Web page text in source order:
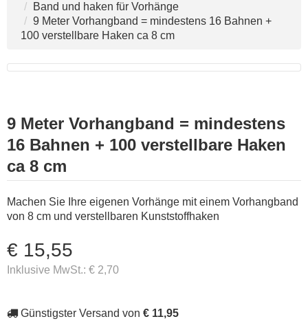
Band und haken für Vorhänge
9 Meter Vorhangband = mindestens 16 Bahnen +
100 verstellbare Haken ca 8 cm
9 Meter Vorhangband = mindestens
16 Bahnen + 100 verstellbare Haken
ca 8 cm
Machen Sie Ihre eigenen Vorhänge mit einem Vorhangband
von 8 cm und verstellbaren Kunststoffhaken
€ 15,55
Inklusive MwSt.: € 2,70
Günstigster Versand von € 11,95